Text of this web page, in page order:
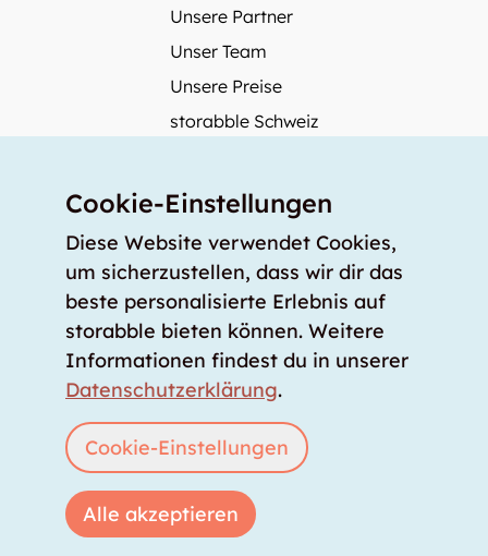
Unsere Partner
Unser Team
Unsere Preise
storabble Schweiz
Mehr über storabble
Medienbeiträge
Wie gross muss ein Lagerraum sein?
Was kostet ein Lagerraum?
Für Lageranbieter
Anmelden Lagerraum inserieren
Copyright © 2026 storabble|Datenschutzerklärung
Cookie-Einstellungen
Diese Website verwendet Cookies,
um sicherzustellen, dass wir dir das
beste personalisierte Erlebnis auf
storabble bieten können. Weitere
Informationen findest du in unserer
Datenschutzerklärung.
Cookie-Einstellungen
Alle akzeptieren